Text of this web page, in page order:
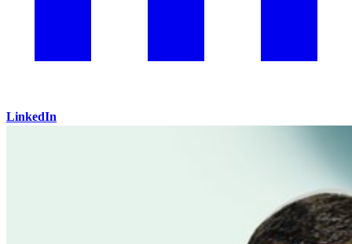
LinkedIn